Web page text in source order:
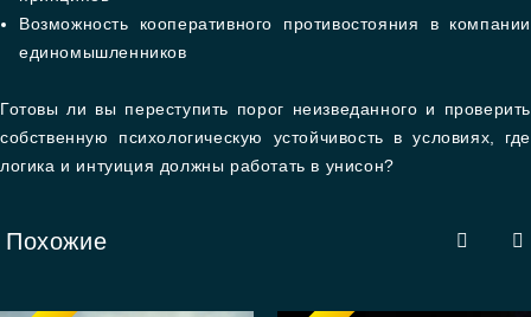
Возможность кооперативного противостояния в компании
единомышленников
Готовы ли вы переступить порог неизведанного и проверить
собственную психологическую устойчивость в условиях, где
логика и интуиция должны работать в унисон?
Похожие